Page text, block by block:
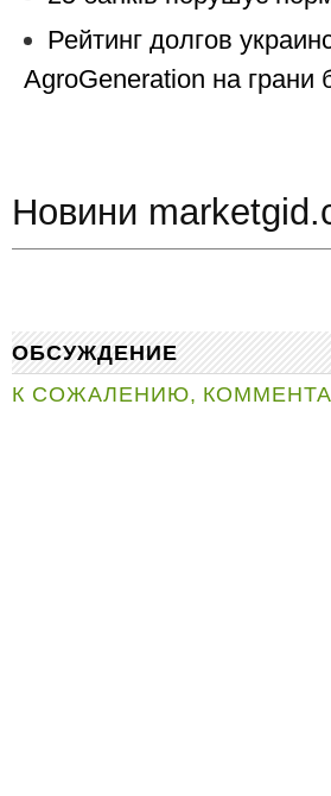
Рейтинг долгов
AgroGeneration на грани
Новини
ОБСУЖДЕНИЕ
К СОЖАЛЕНИЮ,